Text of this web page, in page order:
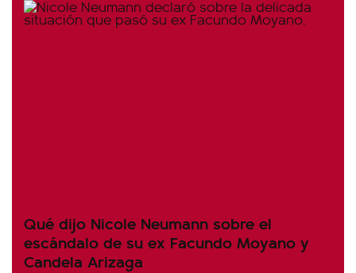
Qué dijo Nicole Neumann sobre el
escándalo de su ex Facundo Moyano y
Candela Arizaga